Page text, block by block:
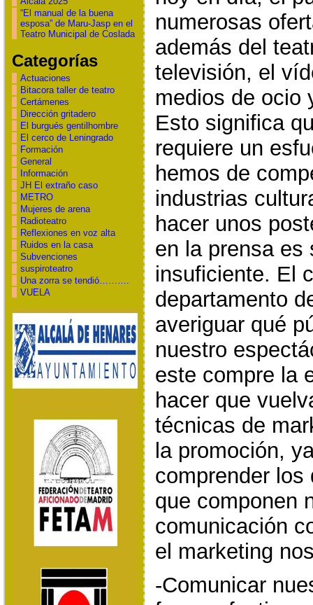
“El manual de la buena
esposa” de Maru-Jasp en el
Teatro Municipal de Coslada
Categorías
Actuaciones
Bitacora taller de teatro
Certámenes
Dirección gritadero
El burgués gentilhombre
El cerco de Leningrado
Formación
General
Información
JH El extraño caso
METRO
Mujeres de arena
Radioteatro
Reflexiones en voz alta
Ruidos en la casa
Subvenciones
suspiroteatro
Una zorra se tendió……….
VUELA
numerosas
además del
televisión, el
medios de ocio
Esto significa
requiere un
hemos de
industrias
hacer unos
en la prensa es
insuficiente. El
departamento
averiguar qué
nuestro
este compre la
hacer que
técnicas de
la promoción,
comprender los
que componen
comunicación
el marketing
-Comunicar